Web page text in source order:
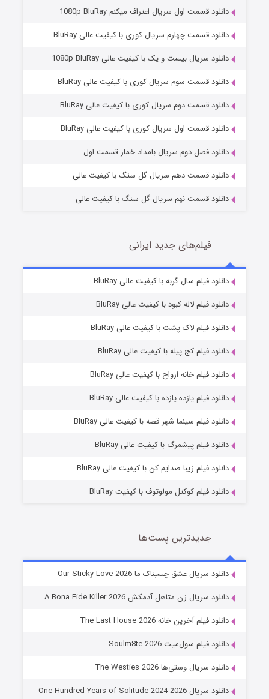
وستی ها
قسمت1 (زیرنویس) منتشر شد
قسمت6 (زیرنویس) منتشر شد
شوهر
دانلود قسمت اول سریال اعتراف میکنم 1080p BluRay
دانلود قسمت چهارم سریال کوری با کیفیت عالی BluRay
دانلود سریال بیست و یک با کیفیت عالی 1080p BluRay
دانلود قسمت سوم سریال کوری با کیفیت عالی BluRay
دانلود قسمت دوم سریال کوری با کیفیت عالی BluRay
دانلود قسمت اول سریال کوری با کیفیت عالی BluRay
دانلود فصل دوم سریال بامداد خمار قسمت اول
دانلود قسمت دهم سریال گل سنگ با کیفیت عالی
دانلود قسمت نهم سریال گل سنگ با کیفیت عالی
فیلم‌های جدید ایرانی
دانلود فیلم سال گربه با کیفیت عالی BluRay
دانلود فیلم لاله کبود با کیفیت عالی BluRay
دانلود فیلم لاک پشت با کیفیت عالی BluRay
دانلود فیلم کج‌ پیله با کیفیت عالی BluRay
دانلود فیلم خانه ارواح با کیفیت عالی BluRay
دانلود فیلم یازده یازده با کیفیت عالی BluRay
دانلود فیلم سینما شهر قصه با کیفیت عالی BluRay
دانلود فیلم پیشمرگ با کیفیت عالی BluRay
دانلود فیلم زیبا صدایم کن با کیفیت عالی BluRay
دانلود فیلم کوکتل مولوتوف با کیفیت BluRay
جدیدترین پست‌ها
دانلود سریال عشق چسبناک ما Our Sticky Love 2026
دانلود سریال زن متاهل آدمکش A Bona Fide Killer 2026
دانلود فیلم آخرین خانه The Last House 2026
دانلود فیلم سول‌میت Soulm8te 2026
دانلود سریال وستی‌ها The Westies 2026
دانلود سریال One Hundred Years of Solitude 2024-2026